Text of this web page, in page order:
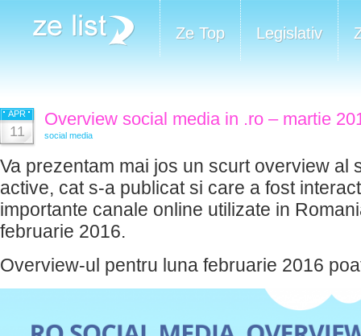
Ze Top Legislativ
APR
11
Overview social media in .ro – martie
social media
Va prezentam mai jos un scurt overview al
active, cat s-a publicat si care a fost
importante canale online utilizate in
februarie 2016.
Overview-ul pentru luna februarie 2016